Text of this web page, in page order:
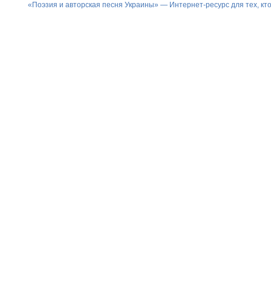
«Поэзия и авторская песня Украины» — Интернет-ресурс для тех,